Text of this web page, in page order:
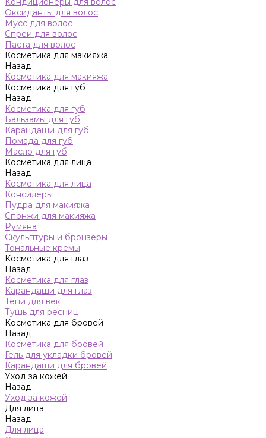
Оксиданты для волос
Мусс для волос
Спреи для волос
Паста для волос
Косметика для макияжа
Назад
Косметика для макияжа
Косметика для губ
Назад
Косметика для губ
Бальзамы для губ
Карандаши для губ
Помада для губ
Масло для губ
Косметика для лица
Назад
Косметика для лица
Консилеры
Пудра для макияжа
Спонжи для макияжа
Румяна
Скульптуры и бронзеры
Тональные кремы
Косметика для глаз
Назад
Косметика для глаз
Карандаши для глаз
Тени для век
Тушь для ресниц
Косметика для бровей
Назад
Косметика для бровей
Гель для укладки бровей
Карандаши для бровей
Уход за кожей
Назад
Уход за кожей
Для лица
Назад
Для лица